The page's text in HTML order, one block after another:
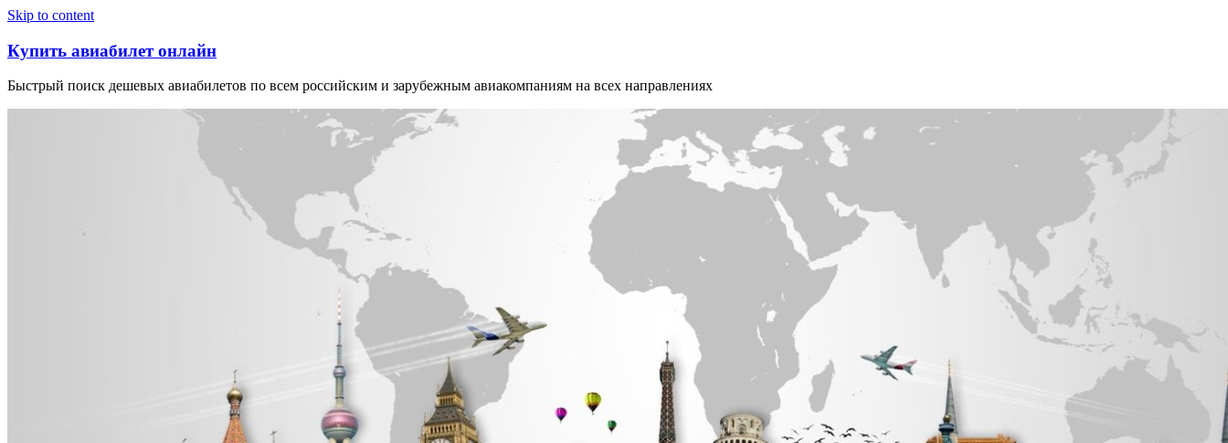
Skip to content
Купить авиабилет онлайн
Быстрый поиск дешевых авиабилетов по всем российским и зарубежным авиакомпаниям на всех направлениях